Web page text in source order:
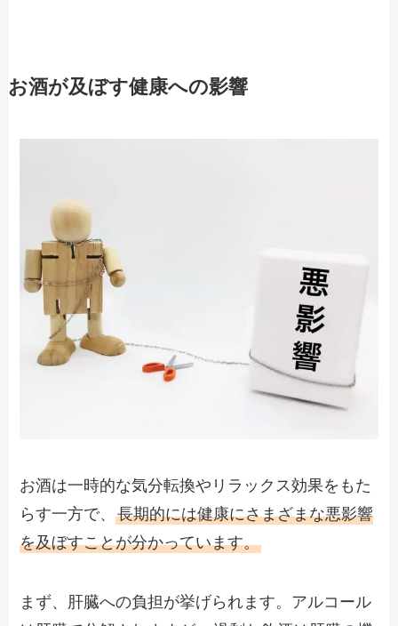
お酒が及ぼす健康への影響
お酒は一時的な気分転換やリラックス効果をもた
らす一方で、長期的には健康にさまざまな悪影響
を及ぼすことが分かっています。
まず、肝臓への負担が挙げられます。アルコール